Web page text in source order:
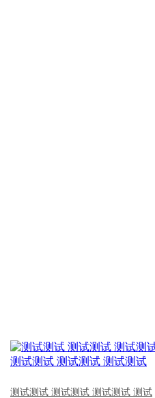
测试测试 测试测试 测试测试 测试